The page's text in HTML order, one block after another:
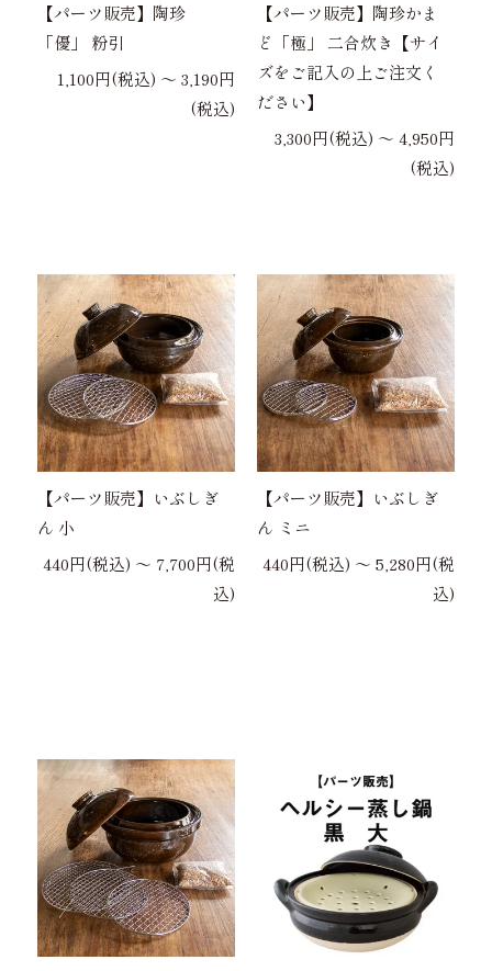
【パーツ販売】陶珍
「優」 粉引
1,100円(税込) 〜 3,190円
(税込)
【パーツ販売】陶珍かま
ど「極」 二合炊き【サイ
ズをご記入の上ご注文く
ださい】
3,300円(税込) 〜 4,950円
(税込)
【パーツ販売】いぶしぎ
ん 小
440円(税込) 〜 7,700円(税
込)
【パーツ販売】いぶしぎ
ん ミニ
440円(税込) 〜 5,280円(税
込)